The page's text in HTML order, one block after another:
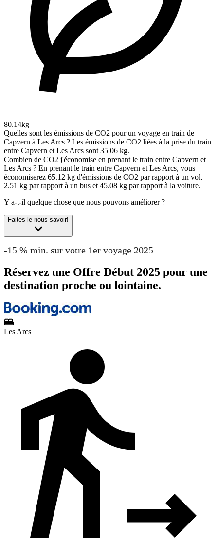
80.14kg
Quelles sont les émissions de CO2 pour un voyage en train de
Capvern à Les Arcs ? Les émissions de CO2 liées à la prise du train
entre Capvern et Les Arcs sont 35.06 kg.
Combien de CO2 j'économise en prenant le train entre Capvern et
Les Arcs ? En prenant le train entre Capvern et Les Arcs, vous
économiserez 65.12 kg d'émissions de CO2 par rapport à un vol,
2.51 kg par rapport à un bus et 45.08 kg par rapport à la voiture.
Y a-t-il quelque chose que nous pouvons améliorer ?
Faites le nous savoir!
-15 % min. sur votre 1er voyage 2025
Réservez une Offre Début 2025 pour une
destination proche ou lointaine.
Les Arcs